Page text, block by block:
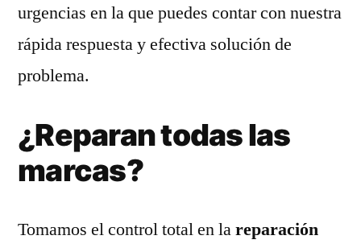
urgencias en la que puedes contar con nuestra
rápida respuesta y efectiva solución de
problema.
¿Reparan todas las
marcas?
Tomamos el control total en lareparación